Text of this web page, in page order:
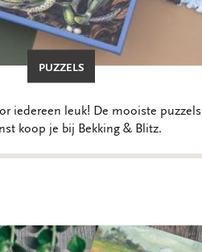
PUZZELS
iedereen leuk! De mooiste puzzels
koop je bij Bekking & Blitz.